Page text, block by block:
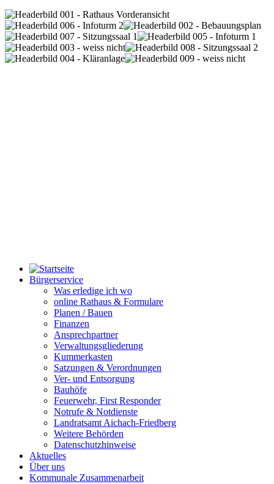
Bürgerservice
Was erledige ich wo
online Rathaus & Formulare
Planen / Bauen
Finanzen
Ansprechpartner
Verwaltungsgliederung
Kummerkasten
Satzungen & Verordnungen
Ver- und Entsorgung
Bauhöfe
Feuerwehr, First Responder
Notrufe & Notdienste
Landratsamt Aichach-Friedberg
Weitere Behörden
Datenschutzhinweise
Aktuelles
Über uns
Kommunale Zusammenarbeit